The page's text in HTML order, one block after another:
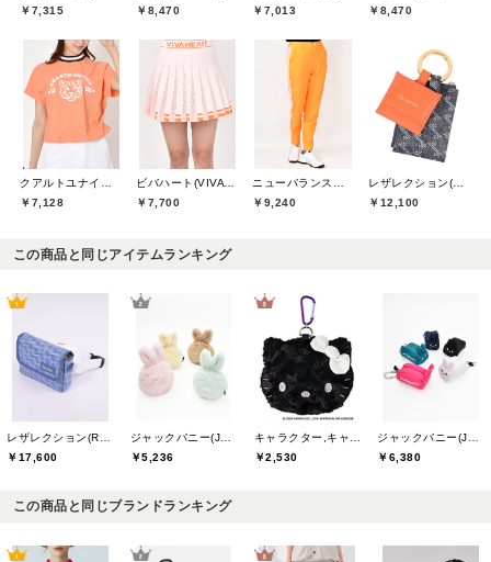
￥7,315
￥8,470
￥7,013
￥8,470
￥7,128
￥7,700
￥9,240
￥12,100
この商品と同じアイテムランキング
￥17,600
￥5,236
￥2,530
￥6,380
この商品と同じブランドランキング